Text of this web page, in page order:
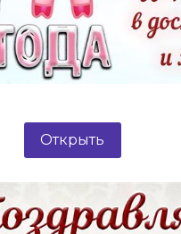
Открыть